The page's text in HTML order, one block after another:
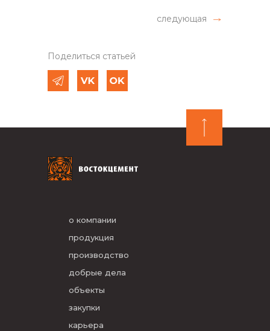
следующая
Поделиться статьей
о компании
продукция
производство
добрые дела
объекты
закупки
карьера